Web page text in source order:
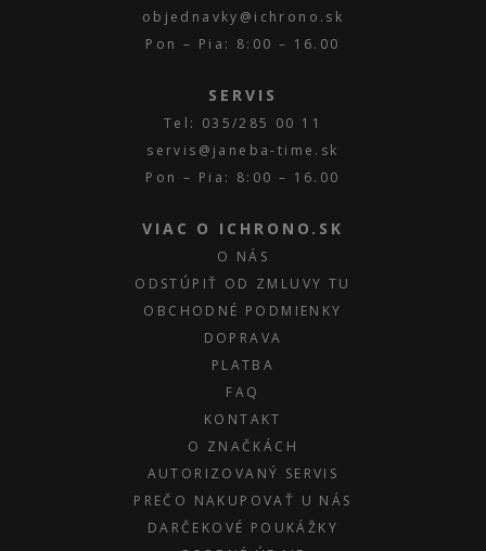
objednavky@ichrono.sk
Pon – Pia: 8:00 – 16.00
SERVIS
Tel: 035/285 00 11
servis@janeba-time.sk
Pon – Pia: 8:00 – 16.00
VIAC O ICHRONO.SK
O NÁS
ODSTÚPIŤ OD ZMLUVY TU
OBCHODNÉ PODMIENKY
DOPRAVA
PLATBA
FAQ
KONTAKT
O ZNAČKÁCH
AUTORIZOVANÝ SERVIS
PREČO NAKUPOVAŤ U NÁS
DARČEKOVÉ POUKÁŽKY